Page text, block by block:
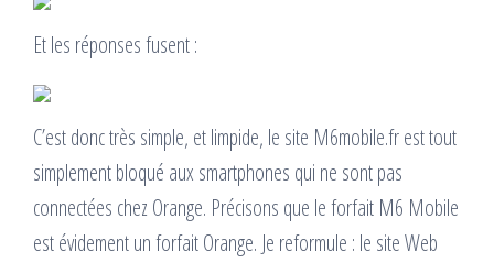
Et les réponses fusent :
C’est donc très simple, et limpide, le site M6mobile.fr est tout
simplement bloqué aux smartphones qui ne sont pas
connectées chez Orange. Précisons que le forfait M6 Mobile
est évidement un forfait Orange. Je reformule : le site Web